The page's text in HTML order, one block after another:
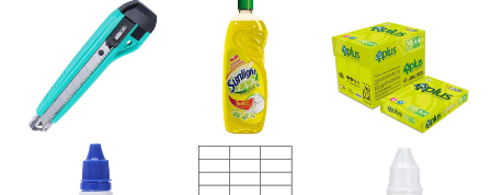
Dao rọc lớn SDI
0423 – A2
Nước rửa chén
Sunlight – Chai
725ml
Giấy IK Plus A4
70